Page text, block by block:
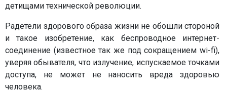
детищами технической революции.
Радетели здорового образа жизни не обошли стороной
и такое изобретение, как беспроводное интернет-
соединение (известное так же под сокращением wi-fi),
уверяя обывателя, что излучение, испускаемое точками
доступа, не может не наносить вреда здоровью
человека.